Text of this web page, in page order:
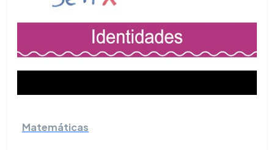
Matemáticas